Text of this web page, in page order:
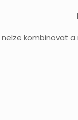
nelze kombinovat